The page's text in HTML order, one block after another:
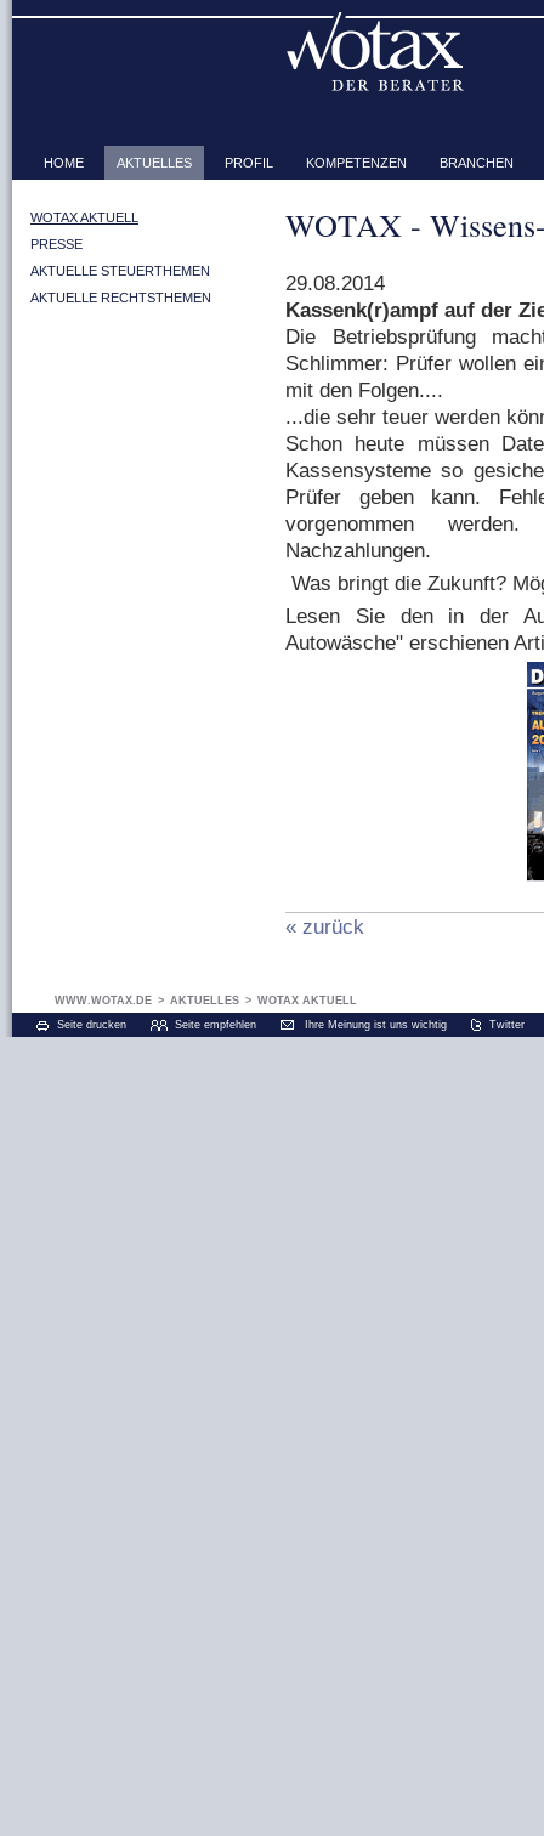
HOME AKTUELLES PROFIL KOMPETENZEN BRANCHEN
WOTAX AKTUELL
PRESSE
AKTUELLE STEUERTHEMEN
AKTUELLE RECHTSTHEMEN
WOTAX -
29.08.2014
Kassenk(r)ampf auf der
Die Betriebsprüfung
Schlimmer: Prüfer wollen
mit den Folgen....
...die sehr teuer werden
Schon heute müssen
Kassensysteme so
Prüfer geben kann.
vorgenommen
Nachzahlungen.
Was bringt die Zukunft?
Lesen Sie den in der
Autowäsche" erschienen
« zurück
WWW.WOTAX.DE > AKTUELLES > WOTAX AKTUELL
Seite drucken
Seite empfehlen Ihre Meinung ist uns wichtig Twitter